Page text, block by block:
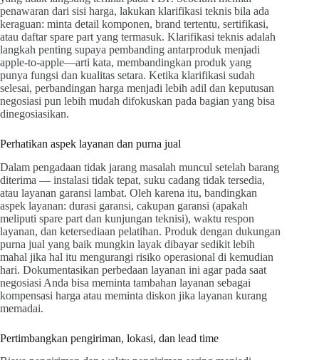
penawaran dari sisi harga, lakukan klarifikasi teknis bila ada
keraguan: minta detail komponen, brand tertentu, sertifikasi,
atau daftar spare part yang termasuk. Klarifikasi teknis adalah
langkah penting supaya pembanding antarproduk menjadi
apple-to-apple—arti kata, membandingkan produk yang
punya fungsi dan kualitas setara. Ketika klarifikasi sudah
selesai, perbandingan harga menjadi lebih adil dan keputusan
negosiasi pun lebih mudah difokuskan pada bagian yang bisa
dinegosiasikan.
Perhatikan aspek layanan dan purna jual
Dalam pengadaan tidak jarang masalah muncul setelah barang
diterima — instalasi tidak tepat, suku cadang tidak tersedia,
atau layanan garansi lambat. Oleh karena itu, bandingkan
aspek layanan: durasi garansi, cakupan garansi (apakah
meliputi spare part dan kunjungan teknisi), waktu respon
layanan, dan ketersediaan pelatihan. Produk dengan dukungan
purna jual yang baik mungkin layak dibayar sedikit lebih
mahal jika hal itu mengurangi risiko operasional di kemudian
hari. Dokumentasikan perbedaan layanan ini agar pada saat
negosiasi Anda bisa meminta tambahan layanan sebagai
kompensasi harga atau meminta diskon jika layanan kurang
memadai.
Pertimbangkan pengiriman, lokasi, dan lead time